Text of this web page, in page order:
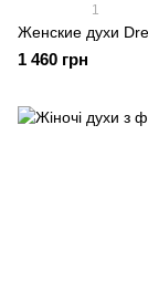
1
Женские духи
1 460 грн